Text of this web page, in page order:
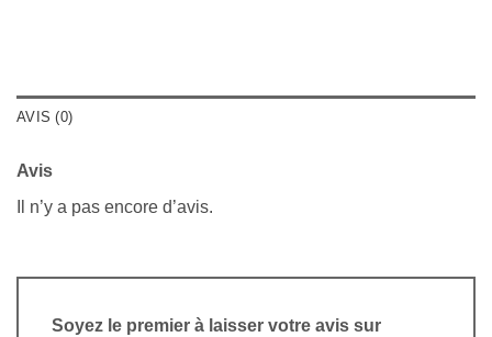
AVIS (0)
Avis
Il n’y a pas encore d’avis.
Soyez le premier à laisser votre avis sur